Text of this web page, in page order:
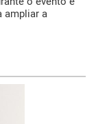
ampliar a